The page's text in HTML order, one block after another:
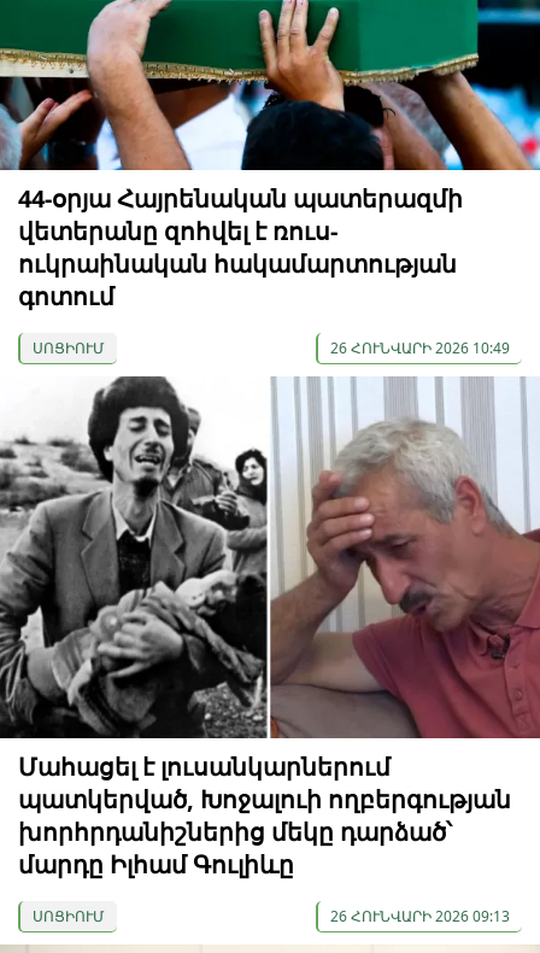
44-օրյա Հայրենական պատերազմի
վետերանը զոհվել է ռուս-
ուկրաինական հակամարտության
գոտում
ՍՈՑԻՈՒՄ 26 ՀՈՒՆՎԱՐԻ 2026 10:49
Մահացել է լուսանկարներում
պատկերված, Խոջալուի ողբերգության
խորհրդանիշներից մեկը դարձած՝
մարդը Իլհամ Գուլիևը
ՍՈՑԻՈՒՄ 26 ՀՈՒՆՎԱՐԻ 2026 09:13